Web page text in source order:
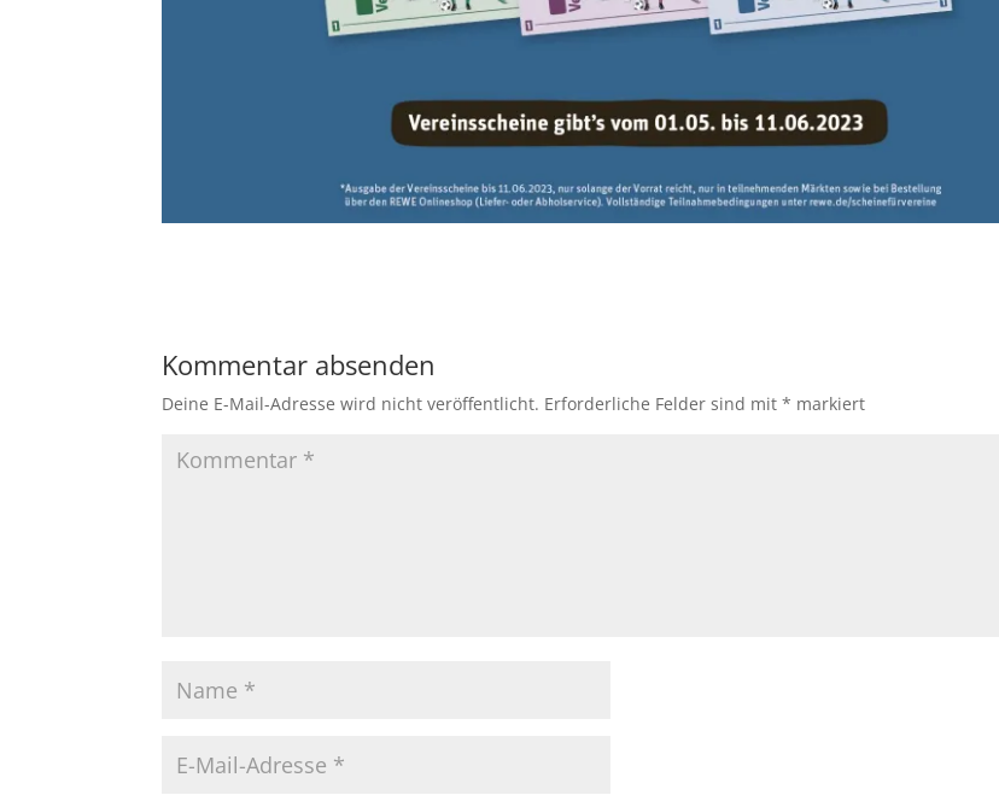
Kommentar absenden
Deine E-Mail-Adresse wird nicht veröffentlicht. Erforderliche Felder sind mit* markiert